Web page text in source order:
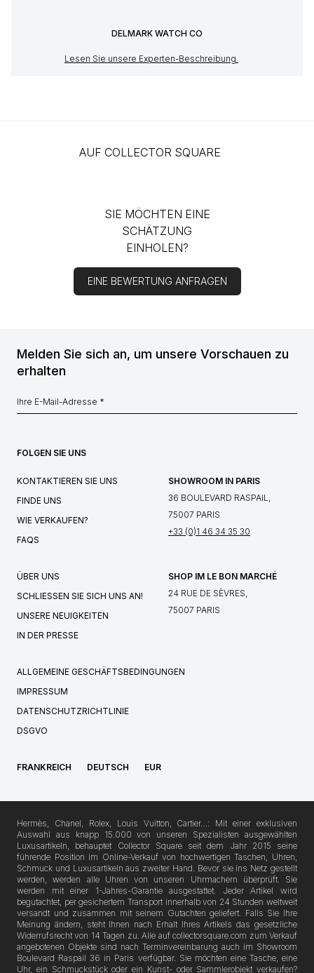
DELMARK WATCH CO
Lesen Sie unsere Experten-Beschreibung
AUF COLLECTOR SQUARE
SIE MÖCHTEN EINE
SCHÄTZUNG
EINHOLEN?
EINE BEWERTUNG ANFRAGEN
Melden Sie sich an, um unsere Vorschauen zu
erhalten
FOLGEN SIE UNS
KONTAKTIEREN SIE UNS
FINDE UNS
WIE VERKAUFEN?
FAQS
SHOWROOM IN PARIS
36 BOULEVARD RASPAIL,
75007 PARIS
+33 (0)1 46 34 35 30
ÜBER UNS
SCHLIESSEN SIE SICH UNS AN!
UNSERE NEUIGKEITEN
IN DER PRESSE
SHOP IM LE BON MARCHÉ
24 RUE DE SÈVRES,
75007 PARIS
ALLGEMEINE GESCHÄFTSBEDINGUNGEN
IMPRESSUM
DATENSCHUTZRICHTLINIE
DSGVO
FRANKREICH DEUTSCH EUR
Hermès, Chanel, Rolex, Louis Vuitton, Cartier…: Mit einer exklusiven
Auswahl aus knapp 15.000 von unseren Spezialisten ausgewählten
Luxusartikeln, behauptet Collector Square seit dem Jahr 2015 seine
führende Position im Online-Verkauf von hochwertigen Taschen, Uhren,
Schmuck und Luxusartikeln aus zweiter Hand. Bevor sie ins Netz gestellt
werden, werden alle Uhren von unseren Uhrmachern überprüft. Sie
werden mit einer 1-Jahres-Garantie ausgestattet. Jeder Artikel wird
begutachtet, per gesichertem Transport innerhalb von 24 Stunden weltweit
versandt und zusammen mit seinem Gutachten geliefert. Falls Sie Ihre
Meinung ändern, steht Ihnen nach Erhalt Ihres Artikels das gesetzliche
Widerrufsrecht von 14 Tagen zu. Alle auf collectorsquare.com zum Verkauf
angebotenen Objekte sind nach Terminvereinbarung auch im Showroom
Boulevard Raspail 36 in Paris verfügbar. Sie möchten eine Tasche, eine
Uhr, ein Schmuckstück oder ein Kunst- oder Sammlerobjekt verkaufen?